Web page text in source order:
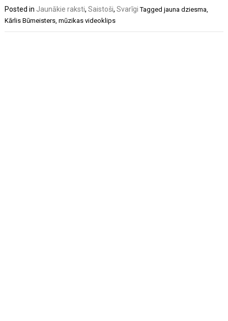
Posted in Jaunākie raksti,Saistoši,Svarīgi Taggedjauna dziesma
Kārlis Būmeisters ,mūzikas videoklips